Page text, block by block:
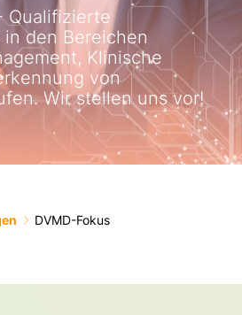
Qualifizierte
den Bereichen
Klinische
von
Wir stellen uns vor!
DVMD-Fokus